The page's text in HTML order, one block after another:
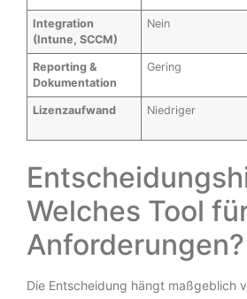
Integration
(Intune, SCCM)
Nein
Reporting &
Dokumentation
Gering
Lizenzaufwand Niedriger
Welches Tool
Anforderungen?
Die Entscheidung hängt maßgeblich